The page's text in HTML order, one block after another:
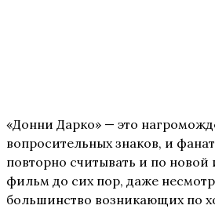
«Донни Дарко» — это
вопросительных знаков, и
повторно считывать и по новой
фильм до сих пор, даже
большинство возникающих по